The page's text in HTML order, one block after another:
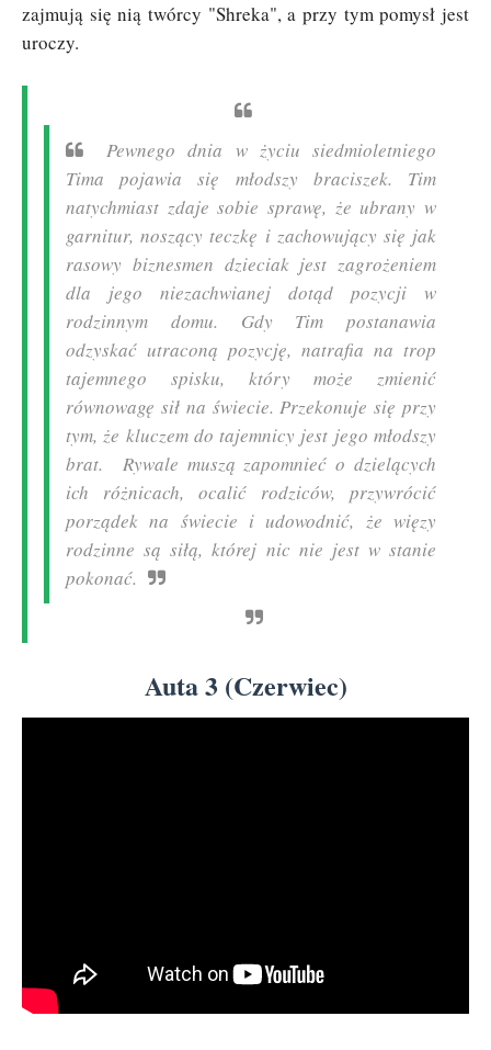
zajmują się nią twórcy "Shreka", a przy tym pomysł jest
uroczy.
Pewnego dnia w życiu siedmioletniego
Tima pojawia się młodszy braciszek. Tim
natychmiast zdaje sobie sprawę, że ubrany w
garnitur, noszący teczkę i zachowujący się jak
rasowy biznesmen dzieciak jest zagrożeniem
dla jego niezachwianej dotąd pozycji w
rodzinnym domu. Gdy Tim postanawia
odzyskać utraconą pozycję, natrafia na trop
tajemnego spisku, który może zmienić
równowagę sił na świecie. Przekonuje się przy
tym, że kluczem do tajemnicy jest jego młodszy
brat. Rywale muszą zapomnieć o dzielących
ich różnicach, ocalić rodziców, przywrócić
porządek na świecie i udowodnić, że więzy
rodzinne są siłą, której nic nie jest w stanie
pokonać.
Auta 3 (Czerwiec)